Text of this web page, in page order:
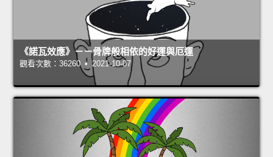
《諾瓦效應》－－骨牌般相依的好運與厄運
觀看次數：36260 • 2021-10-07